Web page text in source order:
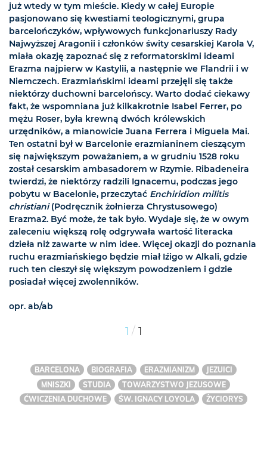
już wtedy w tym mieście. Kiedy w całej Europie
pasjonowano się kwestiami teologicznymi, grupa
barcelończyków, wpływowych funkcjonariuszy Rady
Najwyższej Aragonii i członków świty cesarskiej Karola V,
miała okazję zapoznać się z reformatorskimi ideami
Erazma najpierw w Kastylii, a następnie we Flandrii i w
Niemczech. Erazmiańskimi ideami przejęli się także
niektórzy duchowni barcelońscy. Warto dodać ciekawy
fakt, że wspomniana już kilkakrotnie Isabel Ferrer, po
mężu Roser, była krewną dwóch królewskich
urzędników, a mianowicie Juana Ferrera i Miguela Mai.
Ten ostatni był w Barcelonie erazmianinem cieszącym
się największym poważaniem, a w grudniu 1528 roku
został cesarskim ambasadorem w Rzymie. Ribadeneira
twierdzi, że niektórzy radzili Ignacemu, podczas jego
pobytu w Bacelonie, przeczytać Enchiridion militis
christiani(Podręcznik żołnierza Chrystusowego)
Erazma2. Być może, że tak było. Wydaje się, że w owym
zaleceniu większą rolę odgrywała wartość literacka
dzieła niż zawarte w nim idee. Więcej okazji do poznania
ruchu erazmiańskiego będzie miał Iźigo w Alkali, gdzie
ruch ten cieszył się większym powodzeniem i gdzie
posiadał więcej zwolenników.
opr. ab/ab
1 / 1
BARCELONA BIOGRAFIA ERAZMIANIZM
JEZUICI
MNISZKI
STUDIA
TOWARZYSTWO JEZUSOWE
ĆWICZENIA DUCHOWE
ŚW. IGNACY LOYOLA ŻYCIORYS